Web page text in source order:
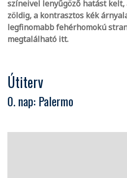
színeivel lenyűgöző hatást
zöldig, a kontrasztos kék
legfinomabb fehérhomokú
megtalálható itt.
Útiterv
0. nap: Palermo